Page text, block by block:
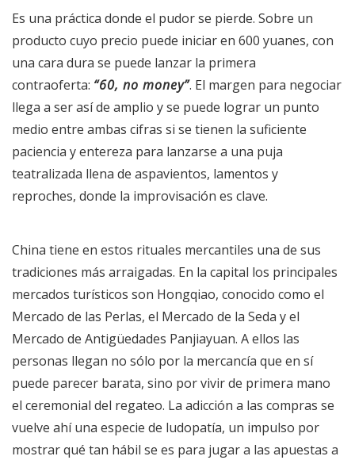
Es una práctica donde el pudor se pierde. Sobre un
producto cuyo precio puede iniciar en 600 yuanes, con
una cara dura se puede lanzar la primera
contraoferta: 60, no money . El margen para negociar
llega a ser así de amplio y se puede lograr un punto
medio entre ambas cifras si se tienen la suficiente
paciencia y entereza para lanzarse a una puja
teatralizada llena de aspavientos, lamentos y
reproches, donde la improvisación es clave.
China tiene en estos rituales mercantiles una de sus
tradiciones más arraigadas. En la capital los principales
mercados turísticos son Hongqiao, conocido como el
Mercado de las Perlas, el Mercado de la Seda y el
Mercado de Antigüedades Panjiayuan. A ellos las
personas llegan no sólo por la mercancía que en sí
puede parecer barata, sino por vivir de primera mano
el ceremonial del regateo. La adicción a las compras se
vuelve ahí una especie de ludopatía, un impulso por
mostrar qué tan hábil se es para jugar a las apuestas a